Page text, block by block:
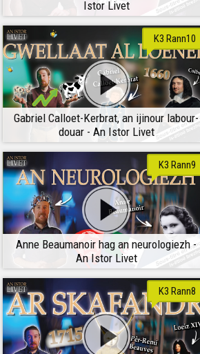
Istor Livet
Gabriel Calloet-Kerbrat, an ijinour labour-
douar - An Istor Livet
K3 Rann10
Anne Beaumanoir hag an neurologiezh -
An Istor Livet
K3 Rann9
K3 Rann8